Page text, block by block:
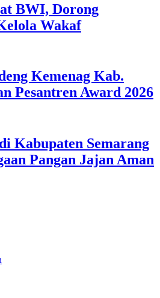
BWI, Dorong
Wakaf
Kemenag Kab.
Pesantren Award 2026
Kabupaten Semarang
Pangan Jajan Aman